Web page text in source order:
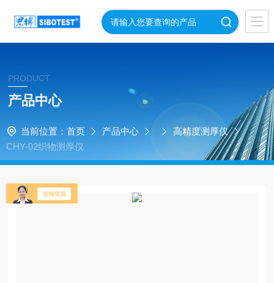
PRODUCT
产品中心
当前位置： 首页 产品中心
高精度测厚仪
CHY-02织物测厚仪